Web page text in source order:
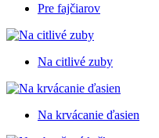
Pre fajčiarov
Na citlivé zuby
Na krvácanie ďasien